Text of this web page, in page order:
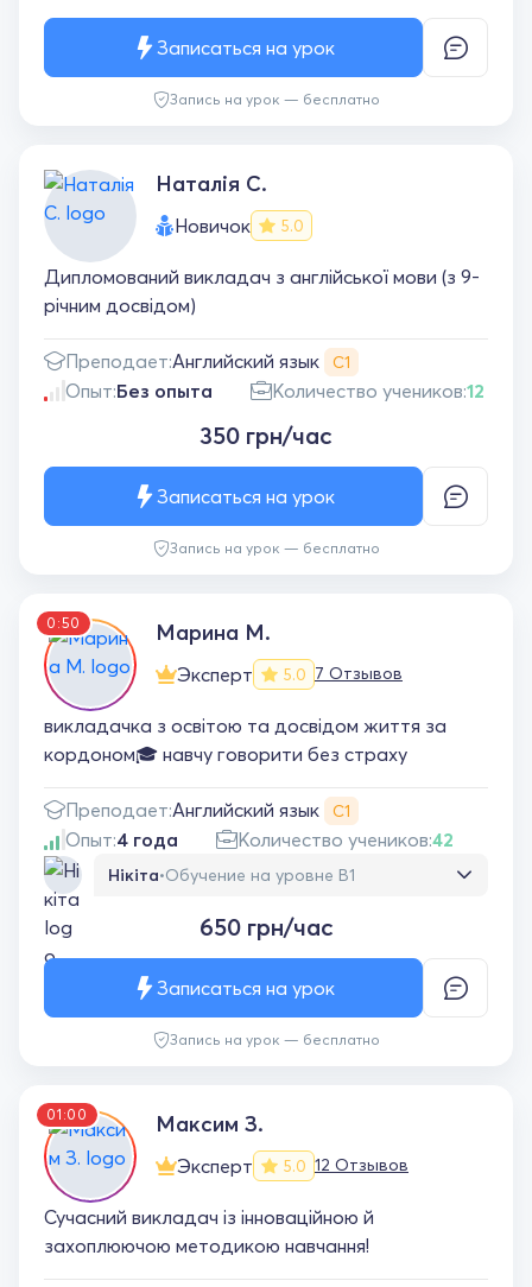
Запись на урок — бесплатно
Записаться на урок
Наталія С.
Новичок 5.0
Дипломований викладач з англійської мови (з 9-
річним досвідом)
Преподает:Английский язык С1
Опыт:Без опыта Количество учеников:12
350 грн/час
Запись на урок — бесплатно
Записаться на урок
0:50 Марина М.
Эксперт 5.0 7 Отзывов
викладачка з освітою та досвідом життя за
кордоном🎓 навчу говорити без страху
Преподает:Английский язык С1
Опыт:4 года Количество учеников:42
Нікіта•Обучение на уровне B1
сказати, що вона - професіонал своєї
зупинятись🔥 однозначно рекомендую!
650 грн/час
Запись на урок — бесплатно
Записаться на урок
01:00 Максим З.
Эксперт 5.0 12 Отзывов
Сучасний викладач із інноваційною й
захоплюючою методикою навчання!